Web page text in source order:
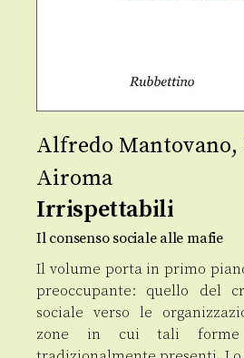
Alfredo Mantovano,
Airoma
Irrispettabili
Il consenso sociale alle mafie
Il volume porta in primo
preoccupante: quello del
sociale verso le
zone in cui tali forme